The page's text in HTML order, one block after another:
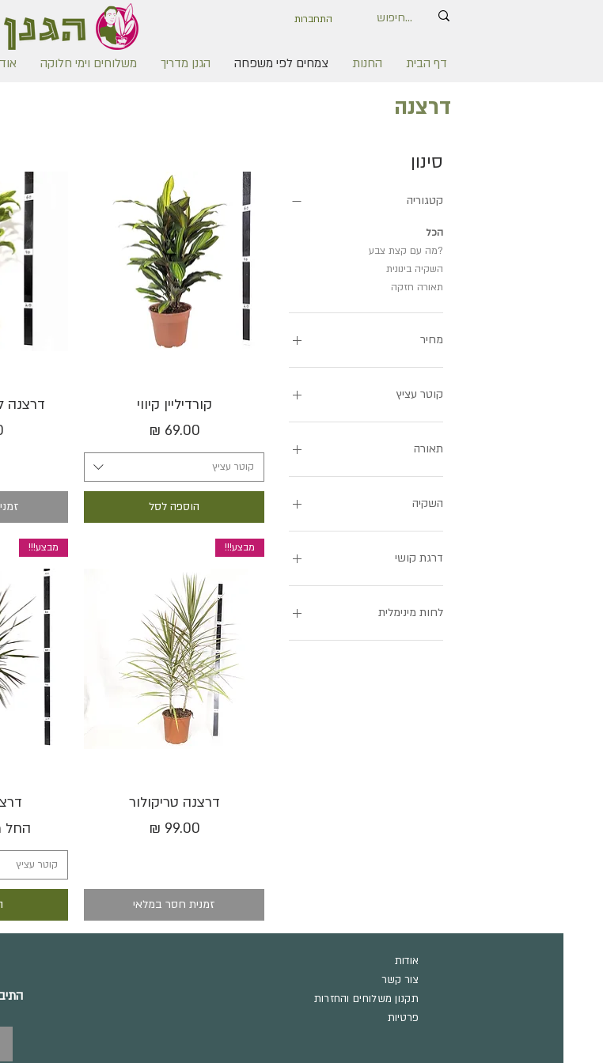
התחברות
דף הבית החנות צמחים לפי משפחה הגנן מדריך משלוחים וימי חלוקה
דרצנה
סינון
קטגוריה
הכל
?מה עם קצת צבע
השקיה בינונית
תאורה חזקה
מחיר
קוטר עציץ
15
18
תאורה
תאורה בינונית
השקיה
השקיה מועטה
דרגת קושי
קל ונוח
לחות מינימלית
30%-40%
תצוגה מהירה
קורדיליין קיווי
מחיר
קוטר עציץ
הוספה לסל
דרצנה
תצוגה מהירה
מבצע!!!
דרצנה טריקולור
מחיר
זמנית חסר במלאי
מבצע!!!
החל
קוטר עציץ
אודות
צור קשר
תקנון משלוחים והחזרות
פרטיות